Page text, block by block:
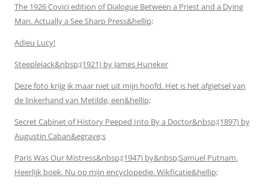
The 1926 Covici edition of Dialogue Between a Priest and a Dying
Man. Actually a See Sharp Press&hellip;
Adieu Lucy!
Steeplejack&nbsp;(1921) by James Huneker
Deze foto krijg ik maar niet uit mijn hoofd. Het is het afgietsel van
de linkerhand van Metilde, een&hellip;
Secret Cabinet of History Peeped Into By a Doctor&nbsp;(1897) by
Augustin Caban&egrave;s
Paris Was Our Mistress&nbsp;(1947) by&nbsp;Samuel Putnam.
Heerlijk boek. Nu op mijn encyclopedie. Wikficatie&hellip;